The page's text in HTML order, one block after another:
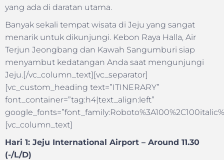
yang ada di daratan utama.
Banyak sekali tempat wisata di Jeju yang sangat
menarik untuk dikunjungi. Kebon Raya Halla, Air
Terjun Jeongbang dan Kawah Sangumburi siap
menyambut kedatangan Anda saat mengunjungi
Jeju.[/vc_column_text][vc_separator]
[vc_custom_heading text=”ITINERARY”
font_container=”tag:h4|text_align:left”
[vc_column_text]
Hari 1: Jeju International Airport – Around 11.30
(-/L/D)